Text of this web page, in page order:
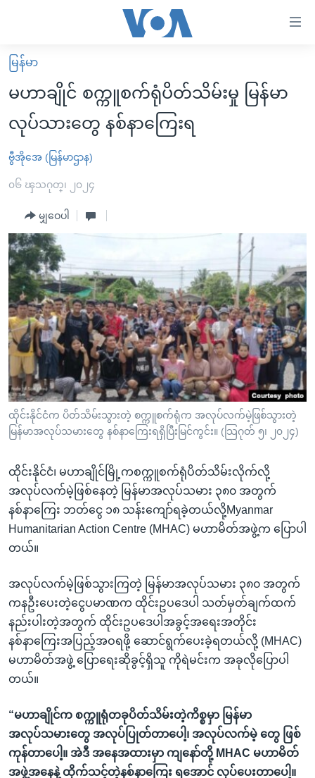
လွယ်ကူ
စေ
သည့်
Link
များ
ပင်မ
ကျော်
ကြည့်
ရန်
ပင်မ
အ
ညွန်း
စာမျက်နှာ
သို့
ကျော်
ကြည့်
ရန်
ရန်
နေရာ
သို့
ကျော်
ရန်
မူလစာမျက်နှာ
မြန်မာ
ကမ္ဘာ့သတင်းများ
နိုင်ငံတကာ
အစ္စရေး-ပါလက်စတိုင်း
ဗွီဒီယို
သတင်းလွတ်လပ်ခွင့်
အင်္ဂလိပ်စာလေ့လာမယ်
အမေရိကန်သုံးအီဒီယံ
မကြေးမုံရဲ့ အင်္ဂလိပ်စာ
ရုပ်ရှင်ထဲက အင်္ဂလိပ်စာ
သုတပဒေသာ အင်္ဂလိပ်စာ
အပတ်စဉ်ကဏ္ဍများ
ရေဒီယို
တီဗွီ
ရေဒီယိုနှင့်ရုပ်သံ အချက်အလက်များ
ရေဒီယို/တီဗွီအစီအစဉ်
Learning English
ဗွီအိုအေ လူမှုကွန်ယက်များ
မြန်မာ
မဟာချိုင် စက္ကူစက်ရုံပိတ်သိမ်းမှု မြန်မာ
လုပ်သားတွေ နစ်နာကြေးရ
ဗွီအိုအေ (မြန်မာဌာန)
၀၆ ၾသဂုတ္၊ ၂၀၂၄
မျှဝေပါ
ထိုင်းနိုင်ငံက ပိတ်သိမ်းသွားတဲ့ စက္ကူစက်ရုံက အလုပ်လက်မဲ့ဖြစ်သွားတဲ့
မြန်မာအလုပ်သမားတွေ နစ်နာကြေးရရှိပြီးမြင်ကွင်း။ (သြဂုတ် ၅၊ ၂၀၂၄)
ထိုင်းနိုင်ငံ၊ မဟာချိုင်မြို့ကစက္ကူစက်ရုံပိတ်သိမ်းလိုက်လို့
အလုပ်လက်မဲ့ဖြစ်နေတဲ့ မြန်မာအလုပ်သမား ၃၈၀ အတွက်
နစ်နာကြေး ဘတ်ငွေ ၁၈ သန်းကျော်ရခဲ့တယ်လို့Myanmar
Humanitarian Action Centre (MHAC) မဟာမိတ်အဖွဲ့က ပြောပါ
တယ်။
အလုပ်လက်မဲ့ဖြစ်သွားကြတဲ့ မြန်မာအလုပ်သမား ၃၈၀ အတွက်
ကနဦးပေးတဲ့ငွေပမာဏက ထိုင်းဥပဒေပါ သတ်မှတ်ချက်ထက်
နည်းပါးတဲ့အတွက် ထိုင်းဥပဒေပါအခွင့်အရေးအတိုင်း
နစ်နာကြေးအပြည့်အဝရဖို့ ဆောင်ရွက်ပေးခဲ့ရတယ်လို့ (MHAC)
မဟာမိတ်အဖွဲ့ ပြောရေးဆိုခွင့်ရှိသူ ကိုရဲမင်းက အခုလိုပြောပါ
တယ်။
“မဟာချိုင်က စက္ကူရုံတခုပိတ်သိမ်းတဲ့ကိစ္စမှာ မြန်မာ
အလုပ်သမားတွေ အလုပ်ပြုတ်တာပေါ့၊ အလုပ်လက်မဲ့ တွေ ဖြစ်
ကုန်တာပေါ့။ အဲဒီ အနေအထားမှာ ကျနော်တို့ MHAC မဟာမိတ်
အဖွဲ့အနေနဲ့ ထိုက်သင့်တဲ့နစ်နာကြေး ရအောင် လုပ်ပေးတာပေါ့။